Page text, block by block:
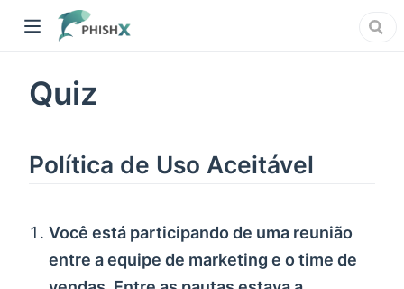
Quiz
Política de Uso Aceitável
Você está participando de uma reunião
entre a equipe de marketing e o time de